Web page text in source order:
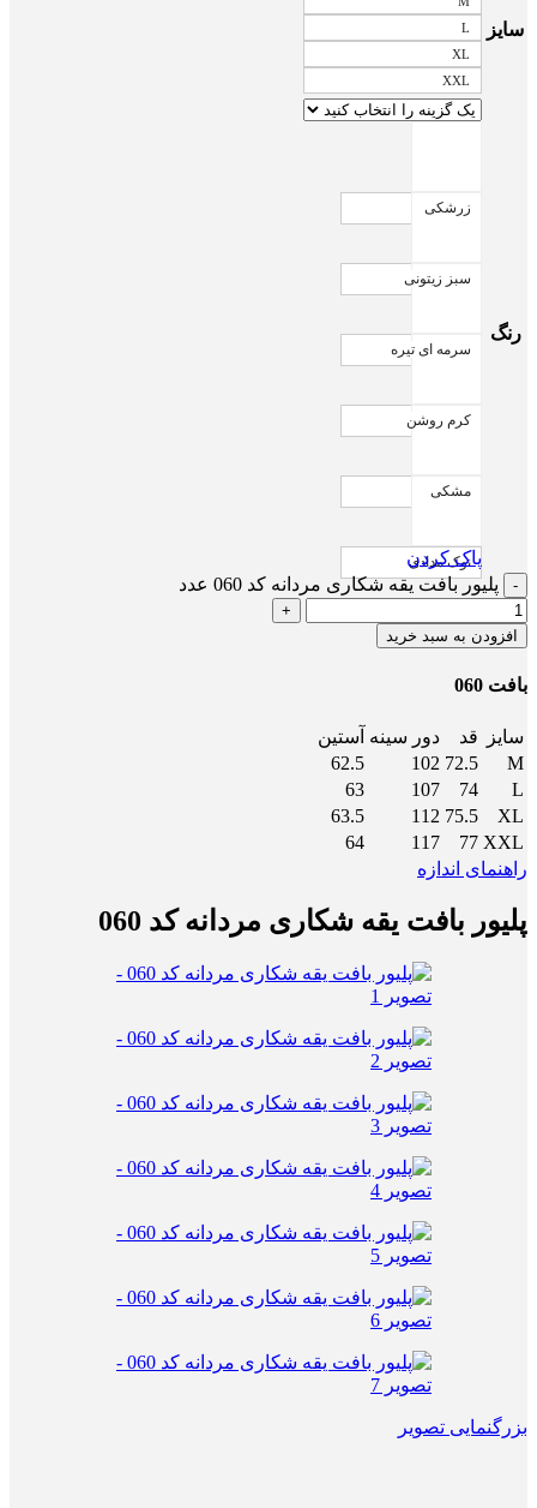
سایز
L
XL
XXL
رنگ
زرشکی
سبز زیتونی
سرمه ای تیره
کرم روشن
مشکی
نوک مدادی
پاک کردن
پلیور بافت یقه شکاری مردانه کد 060 عدد
افزودن به سبد خرید
بافت 060
سایز قد دور سینه آستین
M
72.5
102
62.5
L
74
107
63
XL
75.5
112
63.5
XXL
77
117
64
راهنمای اندازه
پلیور بافت یقه شکاری مردانه کد 060
بزرگنمایی تصویر